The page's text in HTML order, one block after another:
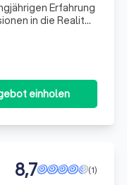
Erfahrung
in die Realität
einholen
(1)
8,7